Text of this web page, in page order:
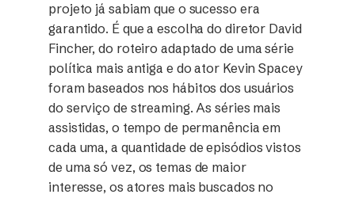
projeto já sabiam que o sucesso era
garantido. É que a escolha do diretor David
Fincher, do roteiro adaptado de uma série
política mais antiga e do ator Kevin Spacey
foram baseados nos hábitos dos usuários
do serviço de streaming. As séries mais
assistidas, o tempo de permanência em
cada uma, a quantidade de episódios vistos
de uma só vez, os temas de maior
interesse, os atores mais buscados no